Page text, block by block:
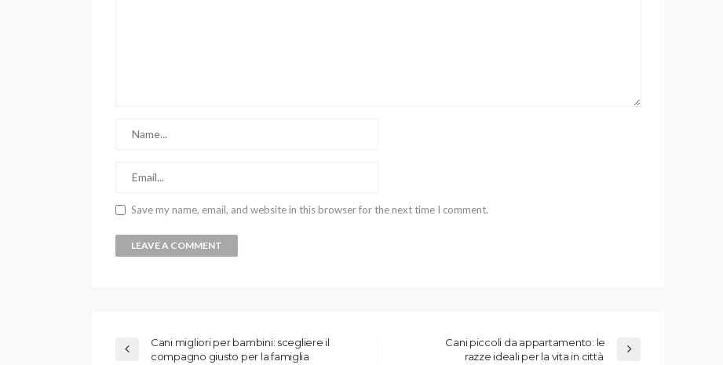
Save my name, email, and website in this browser for the next time I comment.
Cani migliori per bambini: scegliere il
compagno giusto per la famiglia
Cani piccoli da appartamento: le
razze ideali per la vita in città